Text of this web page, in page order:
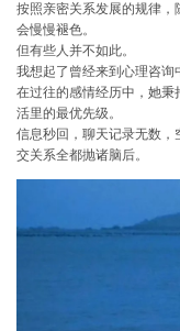
按照亲密关系发展的规律
会慢慢褪色。
但有些人并不如此。
我想起了曾经来到心理咨询
在过往的感情经历中，她秉
活里的最优先级。
信息秒回，聊天记录无数
交关系全都抛诸脑后。